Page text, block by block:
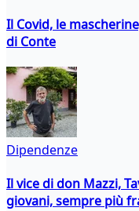
Il Covid, le
di Conte
Dipendenze
Il vice di don Mazzi,
giovani, sempre più